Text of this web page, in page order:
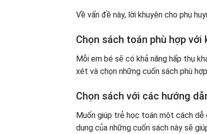
Về vấn đề này, lời khuyên cho phụ
Chọn sách toán phù hợp với
Mỗi em bé sẽ có khả năng hấp thụ
xét và chọn những cuốn sách phù
Chọn sách với các hướng
Muốn giúp trẻ học toán một cách dễ
dung của những cuốn sách này sẽ